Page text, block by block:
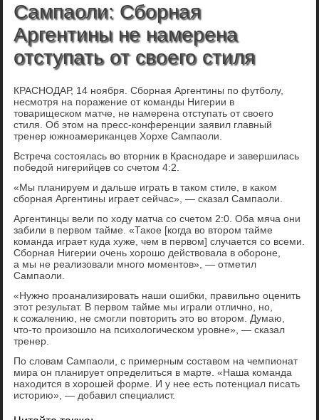
Сампаоли: Сборная
Аргентины не намерена
отступать от своего стиля
КРАСНОДАР, 14 ноября. Сборная Аргентины по футболу,
несмотря на поражение от команды Нигерии в
товарищеском матче, не намерена отступать от своего
стиля. Об этом на пресс-конференции заявил главный
тренер южноамериканцев Хорхе Сампаоли.
Встреча состоялась во вторник в Краснодаре и завершилась
победой нигерийцев со счетом 4:2.
«Мы планируем и дальше играть в таком стиле, в каком
сборная Аргентины играет сейчас», — сказал Сампаоли.
Аргентинцы вели по ходу матча со счетом 2:0. Оба мяча они
забили в первом тайме. «Такое [когда во втором тайме
команда играет куда хуже, чем в первом] случается со всеми.
Сборная Нигерии очень хорошо действовала в обороне,
а мы не реализовали много моментов», — отметил
Сампаоли.
«Нужно проанализировать наши ошибки, правильно оценить
этот результат. В первом тайме мы играли отлично, но,
к сожалению, не смогли повторить это во втором. Думаю,
что-то произошло на психологическом уровне», — сказал
тренер.
По словам Сампаоли, с примерным составом на чемпионат
мира он планирует определиться в марте. «Наша команда
находится в хорошей форме. И у нее есть потенциал писать
историю», — добавил специалист.